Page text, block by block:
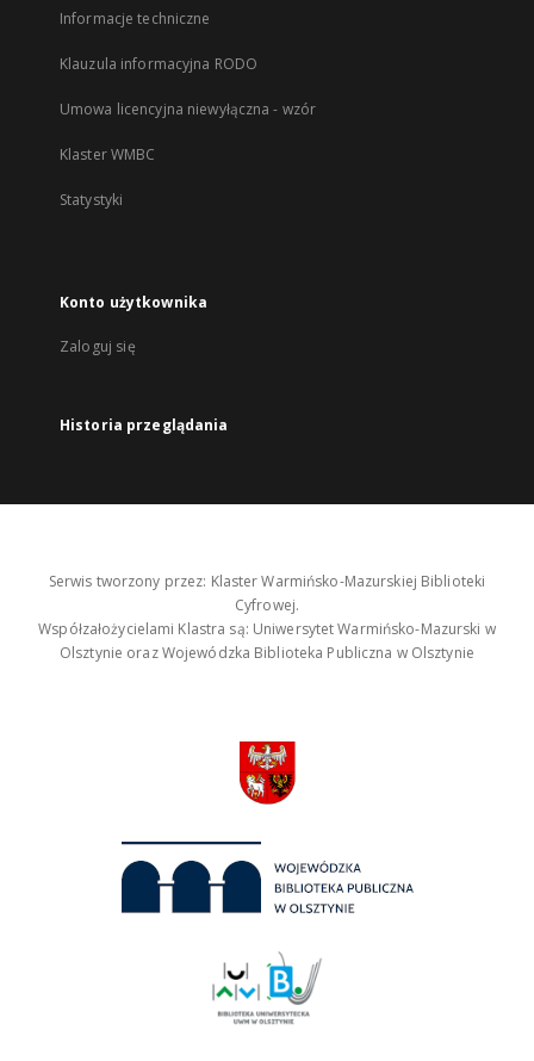
Informacje techniczne
Klauzula informacyjna RODO
Umowa licencyjna niewyłączna - wzór
Klaster WMBC
Statystyki
Konto użytkownika
Zaloguj się
Historia przeglądania
Serwis tworzony przez: Klaster Warmińsko-Mazurskiej Biblioteki
Cyfrowej.
Współzałożycielami Klastra są: Uniwersytet Warmińsko-Mazurski w
Olsztynie oraz Wojewódzka Biblioteka Publiczna w Olsztynie